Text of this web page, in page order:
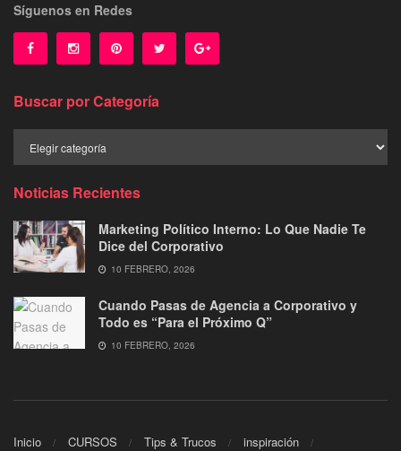
Síguenos en Redes
Buscar por Categoría
por
Noticias Recientes
Marketing Político Interno: Lo Que Nadie Te
Dice del Corporativo
10 FEBRERO, 2026
Cuando Pasas de Agencia a Corporativo y
Todo es “Para el Próximo Q”
10 FEBRERO, 2026
Inicio CURSOS Tips & Trucos
inspiración